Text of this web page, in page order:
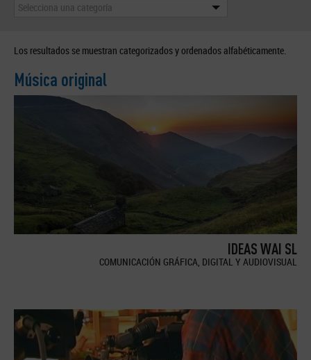
Selecciona una categoría
Los resultados se muestran categorizados y ordenados alfabéticamente.
Música original
IDEAS WAI SL
COMUNICACIÓN GRÁFICA, DIGITAL Y AUDIOVISUAL